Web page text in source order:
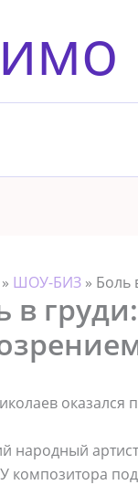
» ШОУ-БИЗ » Боль
в
оказался
народный
композитора